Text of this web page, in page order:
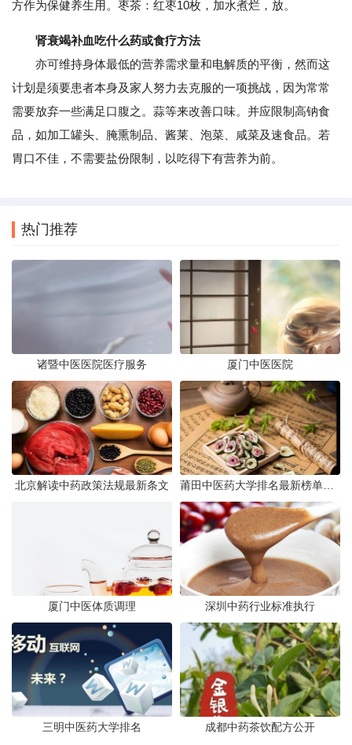
方作为保健养生用。枣茶：红枣10枚，加水煮烂，放。
肾衰竭补血吃什么药或食疗方法
亦可维持身体最低的营养需求量和电解质的平衡，然而这
计划是须要患者本身及家人努力去克服的一项挑战，因为常常
需要放弃一些满足口腹之。蒜等来改善口味。并应限制高钠食
品，如加工罐头、腌熏制品、酱莱、泡菜、咸菜及速食品。若
胃口不佳，不需要盐份限制，以吃得下有营养为前。
热门推荐
诸暨中医医院医疗服务 厦门中医医院
北京解读中药政策法规最新条文
厦门中医体质调理 深圳中药行业标准执行
三明中医药大学排名 成都中药茶饮配方公开